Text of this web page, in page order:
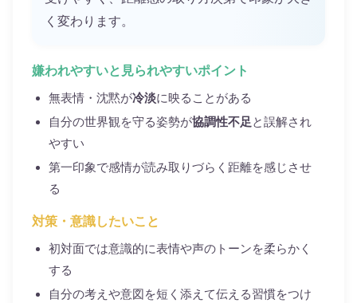
く変わります。
嫌われやすいと見られやすいポイント
無表情・沈黙が冷淡に映ることがある
自分の世界観を守る姿勢が協調性不足と誤解され
やすい
第一印象で感情が読み取りづらく距離を感じさせ
る
対策・意識したいこと
初対面では意識的に表情や声のトーンを柔らかく
する
自分の考えや意図を短く添えて伝える習慣をつけ